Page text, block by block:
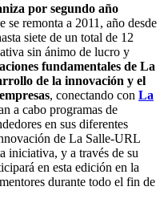
por segundo año
remonta a 2011, año desde
siete de un total de 12
sin ánimo de lucro y
fundamentales de La
de la innovación y el
, conectando con La
a cabo programas de
en sus diferentes
de La Salle-URL
iniciativa, y a través de su
en esta edición en la
durante todo el fin de